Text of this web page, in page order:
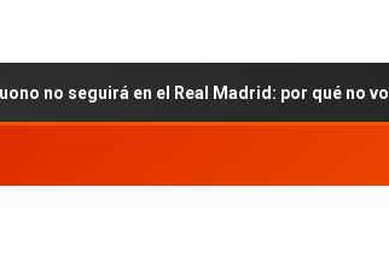
en el Real Madrid: por qué no volvió a